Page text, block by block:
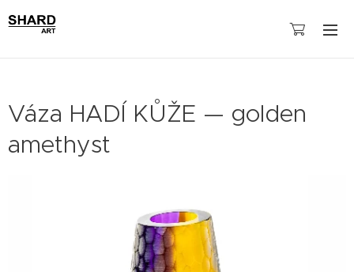
Váza HADÍ KŮŽE — golden
amethyst